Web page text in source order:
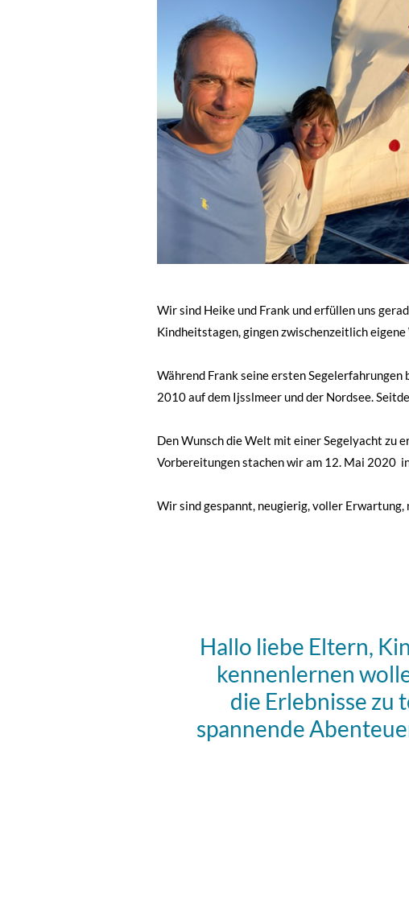
Wir sind Heike und Frank und erfüllen uns
Kindheitstagen, gingen zwischenzeitlich
Während Frank seine ersten
2010 auf dem Ijsslmeer und der Nordsee.
Den Wunsch die Welt mit einer Segelyacht zu
Vorbereitungen stachen wir am 12. Mai 2020
Wir sind gespannt, neugierig, voller
Hallo liebe Eltern,
kennenlernen
die Erlebnisse zu
spannende